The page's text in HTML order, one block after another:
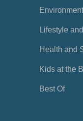
Lifestyle
Health and
Kids at the
Best Of